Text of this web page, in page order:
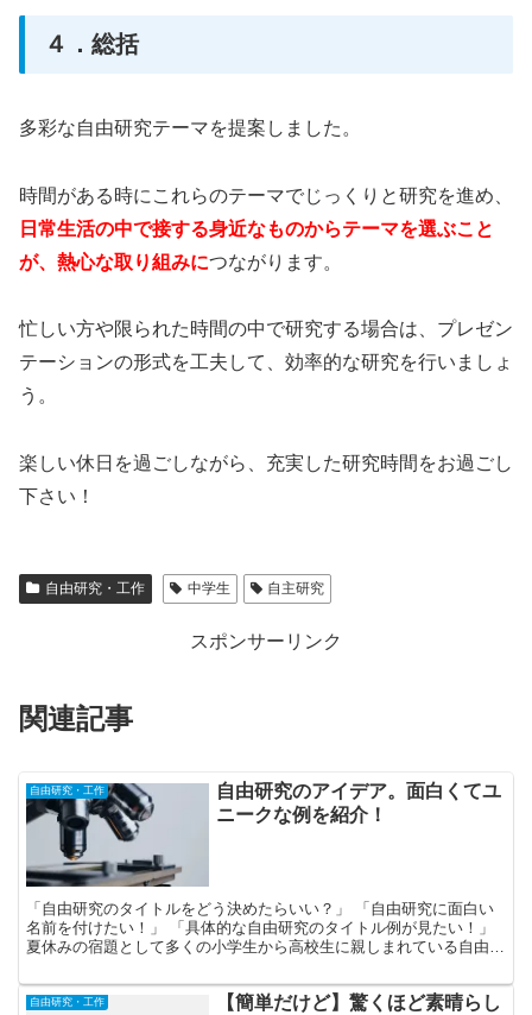
４．総括
多彩な自由研究テーマを提案しました。
時間がある時にこれらのテーマでじっくりと研究を進め、
日常生活の中で接する身近なものからテーマを選ぶこと
が、熱心な取り組みにつながります。
忙しい方や限られた時間の中で研究する場合は、プレゼン
テーションの形式を工夫して、効率的な研究を行いましょ
う。
楽しい休日を過ごしながら、充実した研究時間をお過ごし
下さい！
自由研究・工作 中学生 自主研究
スポンサーリンク
関連記事
自由研究・工作
自由研究のアイデア。面白くてユ
ニークな例を紹介！
「自由研究のタイトルをどう決めたらいい？」 「自由研究に面白い
名前を付けたい！」 「具体的な自由研究のタイトル例が見たい！」
夏休みの宿題として多くの小学生から高校生に親しまれている自由研
自由研究・工作
【簡単だけど】驚くほど素晴らし